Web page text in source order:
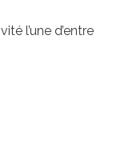
l’une d’entre